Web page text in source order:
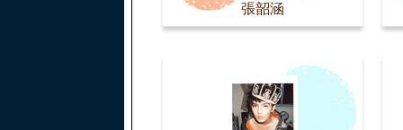
張韶涵